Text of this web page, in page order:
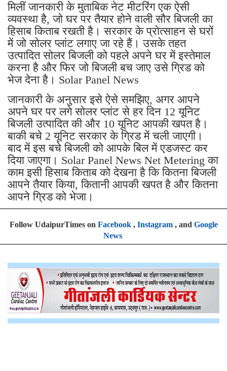
मिलीं जानकारी के मुताबिक नेट मीटरिंग एक ऐसी
व्यवस्था है, जो घर पर तैयार होने वाली सौर बिजली का
हिसाब किताब रखती है। सरकार के प्रोत्साहन से घरों
में जो सोलर प्लांट लगाए जा रहे हैं। उसके तहत
उत्पादित सोलर बिजली को पहले अपने घर में इस्तेमाल
करना है और फिर जो बिजली बच जाए उसे ग्रिड को
भेज देना है। Solar Panel News
जानकारी के अनुसार इसे ऐसे समझिए, अगर आपने
अपने घर पर लगे सोलर प्लांट से हर दिन 12 यूनिट
बिजली उत्पादित की और 10 यूनिट आपकी खपत है।
बाकी बचे 2 यूनिट सरकार के ग्रिड में चली जाएगी।
बाद में इस बचे बिजली को आपके बिल में एडजस्ट कर
दिया जाएगा। Solar Panel News Net Metering का
काम इसी हिसाब किताब को देखना है कि कितना बिजली
आपने तैयार किया, कितानी आपकी खपत है और कितना
आपने ग्रिड को भेजा।
Follow UdaipurTimes on Facebook, Instagram, and Google
News